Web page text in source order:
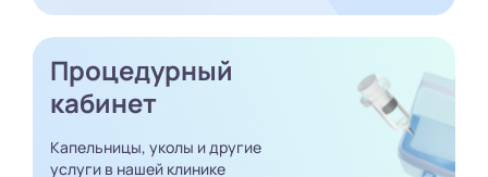
Процедурный
кабинет
Капельницы, уколы и другие
услуги в нашей клинике